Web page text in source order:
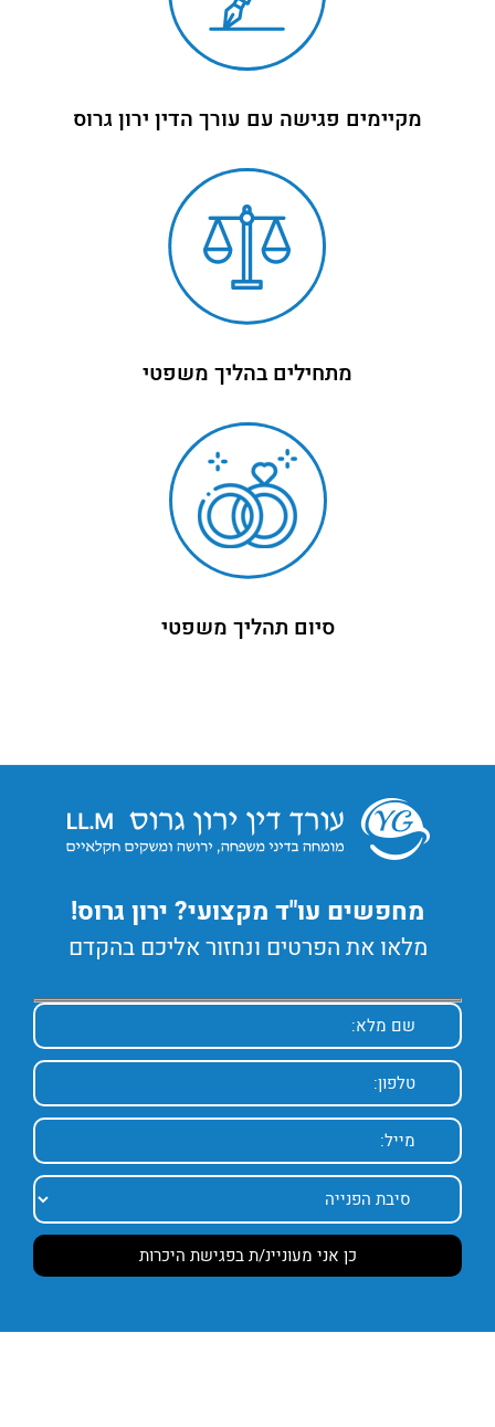
מקיימים פגישה עם עורך הדין ירון גרוס
מתחילים בהליך משפטי
סיום תהליך משפטי
מחפשים עו"ד מקצועי? ירון גרוס!
מלאו את הפרטים ונחזור אליכם בהקדם